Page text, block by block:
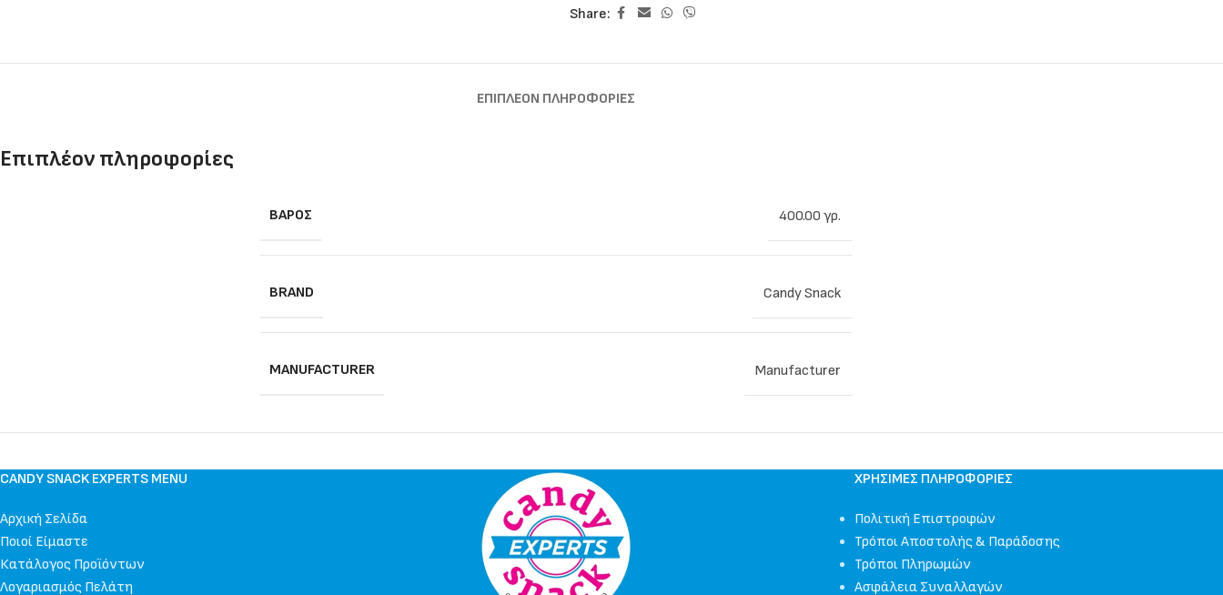
Share:
ΕΠΙΠΛΈΟΝ ΠΛΗΡΟΦΟΡΊΕΣ
Επιπλέον πληροφορίες
ΒΆΡΟΣ 400.00 γρ.
BRAND Candy Snack
MANUFACTURER Manufacturer
CANDY SNACK EXPERTS MENU
Αρχική Σελίδα
Ποιοί Είμαστε
Κατάλογος Προϊόντων
Λογαριασμός Πελάτη
ΧΡΉΣΙΜΕΣ ΠΛΗΡΟΦΟΡΊΕΣ
Πολιτική Επιστροφών
Τρόποι Αποστολής & Παράδοσης
Τρόποι Πληρωμών
Ασφάλεια Συναλλαγών